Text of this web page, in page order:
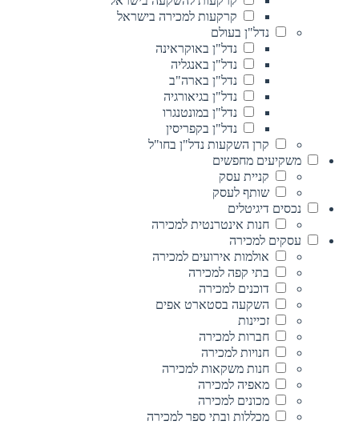
קרקעות למכירה בישראל
נדל"ן בעולם
נדל"ן באוקראינה
נדל"ן באנגליה
נדל"ן בארה"ב
נדל"ן בגיאורגיה
נדל"ן במונטנגרו
נדל"ן בקפריסין
קרן השקעות נדל"ן בחו"ל
משקיעים מחפשים
קניית עסק
שותף לעסק
נכסים דיגיטלים
חנות אינטרנטית למכירה
עסקים למכירה
אולמות אירועים למכירה
בתי קפה למכירה
דוכנים למכירה
השקעה בסטארט אפים
זכיינות
חברות למכירה
חנויות למכירה
חנות משקאות למכירה
מאפיה למכירה
מכונים למכירה
מכללות ובתי ספר למכירה